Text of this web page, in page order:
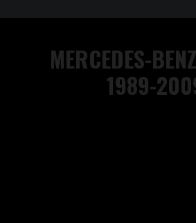
MERCEDES-
1989-